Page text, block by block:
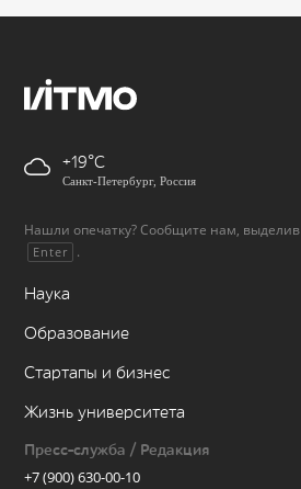
+19
Санкт-Петербург, Россия
Нашли опечатку? Сообщите нам,
Enter .
Наука
Образование
Стартапы и бизнес
Жизнь университета
Пресс-служба / Редакция
+7 (900) 630-00-10